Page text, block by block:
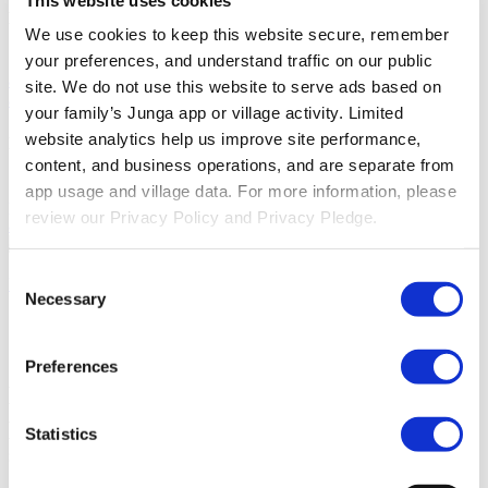
We use cookies to keep this website secure, remember
your preferences, and understand traffic on our public
site. We do not use this website to serve ads based on
your family’s Junga app or village activity. Limited
website analytics help us improve site performance,
content, and business operations, and are separate from
app usage and village data. For more information, please
review our Privacy Policy and Privacy Pledge.
Selection
Necessary
Preferences
Statistics
Base De Conocimientos Descubre cómo sacar el máximo partido
a tu experiencia Junga.
Conectar Hablemos sobre cómo puedes
Recursos
Compromiso De PrivacidadConozca nuestro compromiso con la
privacidad.
Accesibilidad
Nuestro objetivo es proporcionar acceso
a Junga a personas de todas las capacidades.
privacidad y nuestro compromiso con la
seguridad de todos los Junga de nuestra